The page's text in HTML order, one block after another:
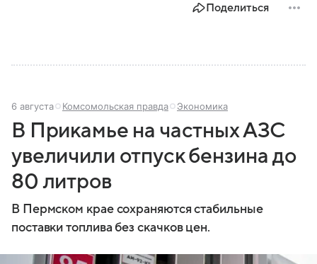
Поделиться
6 августа Комсомольская правда Экономика
В Прикамье на частных АЗС
увеличили отпуск бензина до
80 литров
В Пермском крае сохраняются стабильные
поставки топлива без скачков цен.